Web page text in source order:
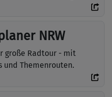
NRW
große Radtour - mit
und Themenrouten.